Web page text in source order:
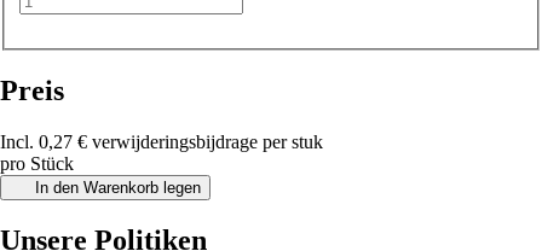
Preis
Incl. 0,27 € verwijderingsbijdrage per stuk
pro Stück
In den Warenkorb legen
Unsere Politiken